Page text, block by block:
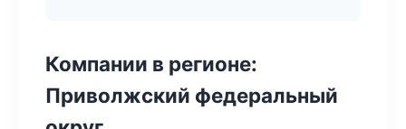
Компании в регионе:
Приволжский федеральный